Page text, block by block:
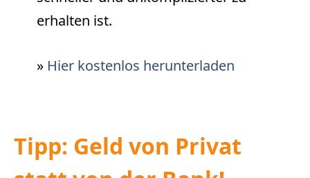
erhalten ist.
» Hier kostenlos herunterladen
Tipp: Geld von Privat